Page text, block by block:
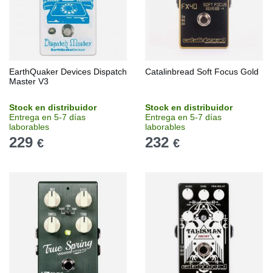
EarthQuaker Devices Dispatch
Master V3
Stock en distribuidor
Entrega en 5-7 días
laborables
229 €
Catalinbread Soft Focus Gold
Stock en distribuidor
Entrega en 5-7 días
laborables
232 €